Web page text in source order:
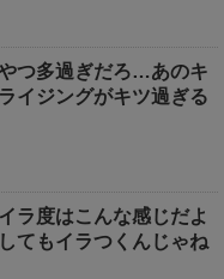
つ多過ぎだろ…あのキ
イジングがキツ過ぎる
ラ度はこんな感じだよ
てもイラつくんじゃね